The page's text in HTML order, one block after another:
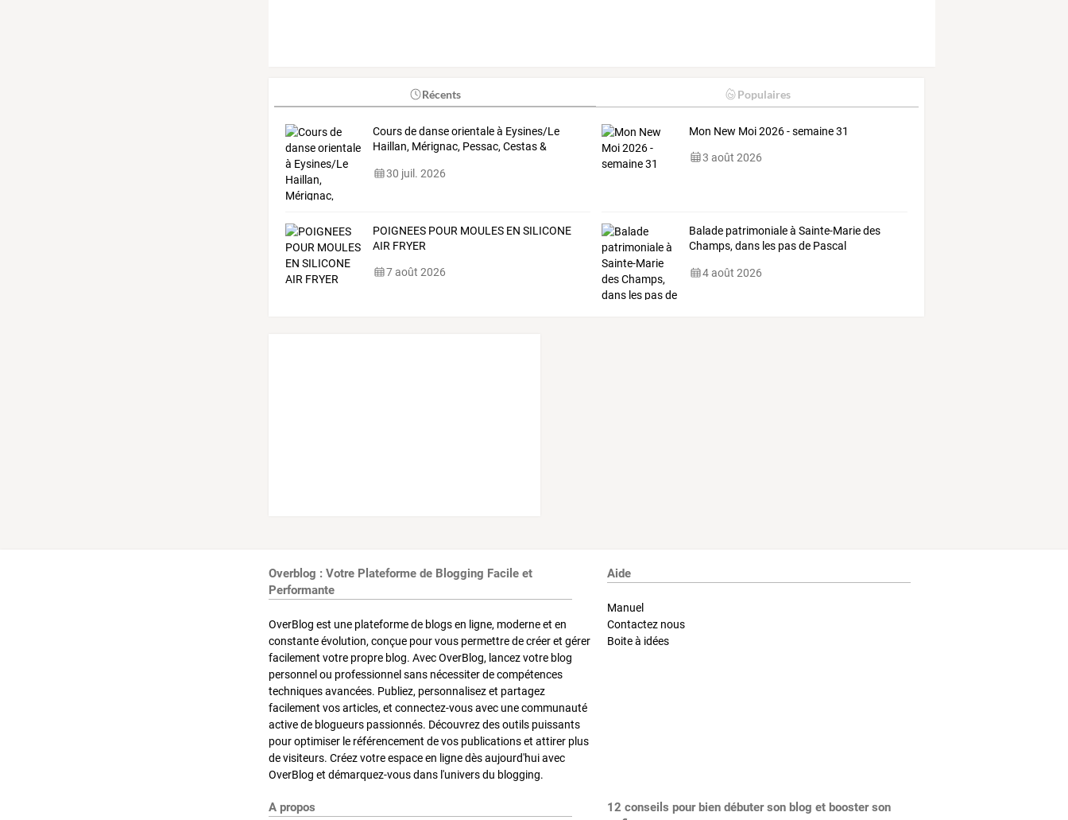
Récents Populaires
Cours de danse orientale à Eysines/Le
Haillan, Mérignac, Pessac, Cestas &
30 juil. 2026
Mon New Moi 2026 - semaine 31
3 août 2026
POIGNEES POUR MOULES EN SILICONE
AIR FRYER
7 août 2026
Balade patrimonialeà Sainte-Mariedes
Champs, dans les pasde Pascal
4 août 2026
Overblog : Votre Plateforme de Blogging Facile et
Performante
OverBlog est une plateforme de blogs en ligne, moderne et en
constante évolution, conçue pour vous permettre de créer et gérer
facilement votre propre blog. Avec OverBlog, lancez votre blog
personnel ou professionnel sans nécessiter de compétences
techniques avancées. Publiez, personnalisez et partagez
facilement vos articles, et connectez-vous avec une communauté
active de blogueurs passionnés. Découvrez des outils puissants
pour optimiser le référencement de vos publications et attirer plus
de visiteurs. Créez votre espace en ligne dès aujourd'hui avec
OverBlog et démarquez-vous dans l'univers du blogging.
Aide
Manuel
Contactez nous
Boite à idées
A propos
12 conseils pour bien débuter son blog et booster son